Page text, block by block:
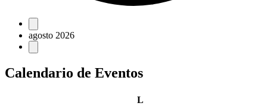
Eventos
agosto 2026
Calendario de Eventos
Llunes